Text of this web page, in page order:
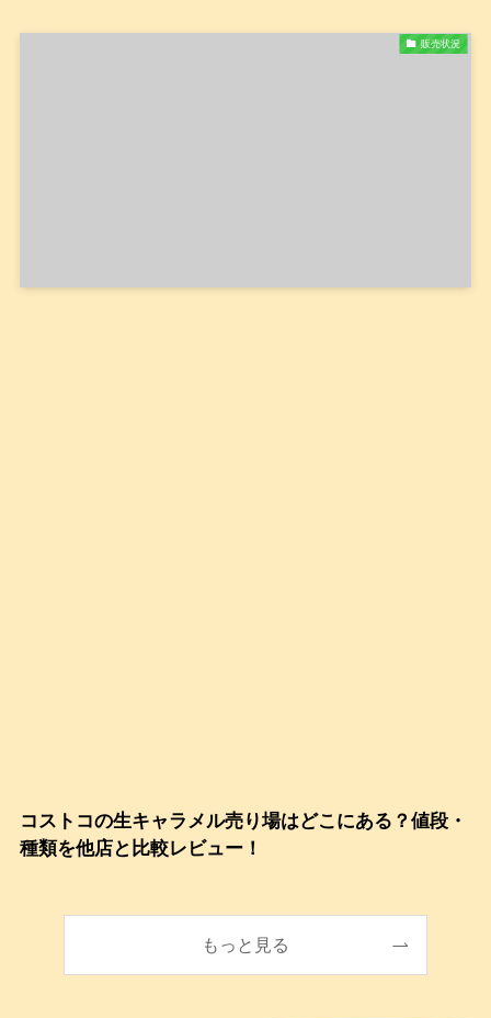
販売状況
コストコの生キャラメル売り場はどこにある？値段・
種類を他店と比較レビュー！
もっと見る